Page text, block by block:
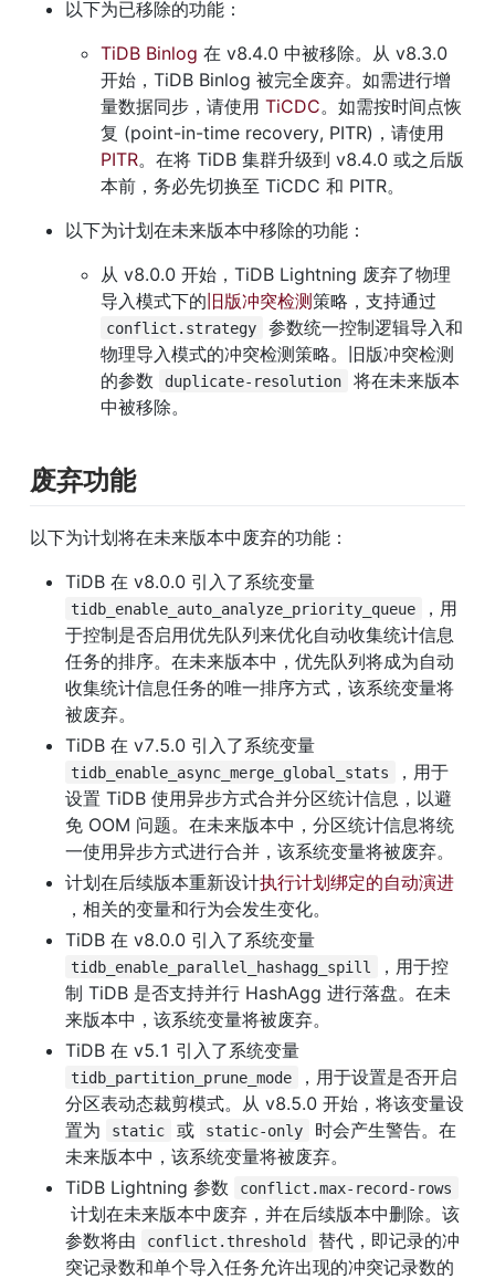
以下为已移除的功能：
TiDB Binlog 在 v8.4.0 中被移除。从 v8.3.0
开始，TiDB Binlog 被完全废弃。如需进行增
量数据同步，请使用 TiCDC。如需按时间点恢
复 (point-in-time recovery, PITR)，请使用
PITR。在将 TiDB 集群升级到 v8.4.0 或之后版
本前，务必先切换至 TiCDC 和 PITR。
以下为计划在未来版本中移除的功能：
从 v8.0.0 开始，TiDB Lightning 废弃了物理
导入模式下的旧版冲突检测策略，支持通过
conflict.strategy
参数统一控制逻辑导入和
物理导入模式的冲突检测策略。旧版冲突检测
的参数
duplicate-resolution
将在未来版本
中被移除。
废弃功能
以下为计划将在未来版本中废弃的功能：
TiDB 在 v8.0.0 引入了系统变量
tidb_enable_auto_analyze_priority_queue
，用
于控制是否启用优先队列来优化自动收集统计信息
任务的排序。在未来版本中，优先队列将成为自动
收集统计信息任务的唯一排序方式，该系统变量将
被废弃。
TiDB 在 v7.5.0 引入了系统变量
tidb_enable_async_merge_global_stats
，用于
设置 TiDB 使用异步方式合并分区统计信息，以避
免 OOM 问题。在未来版本中，分区统计信息将统
一使用异步方式进行合并，该系统变量将被废弃。
计划在后续版本重新设计执行计划绑定的自动演进
，相关的变量和行为会发生变化。
TiDB 在 v8.0.0 引入了系统变量
tidb_enable_parallel_hashagg_spill
，用于控
制 TiDB 是否支持并行 HashAgg 进行落盘。在未
来版本中，该系统变量将被废弃。
TiDB 在 v5.1 引入了系统变量
tidb_partition_prune_mode
，用于设置是否开启
分区表动态裁剪模式。从 v8.5.0 开始，将该变量设
置为
static 或 static-only
时会产生警告。在
未来版本中，该系统变量将被废弃。
TiDB Lightning 参数
conflict.max-record-rows
计划在未来版本中废弃，并在后续版本中删除。该
参数将由
conflict.threshold
替代，即记录的冲
突记录数和单个导入任务允许出现的冲突记录数的